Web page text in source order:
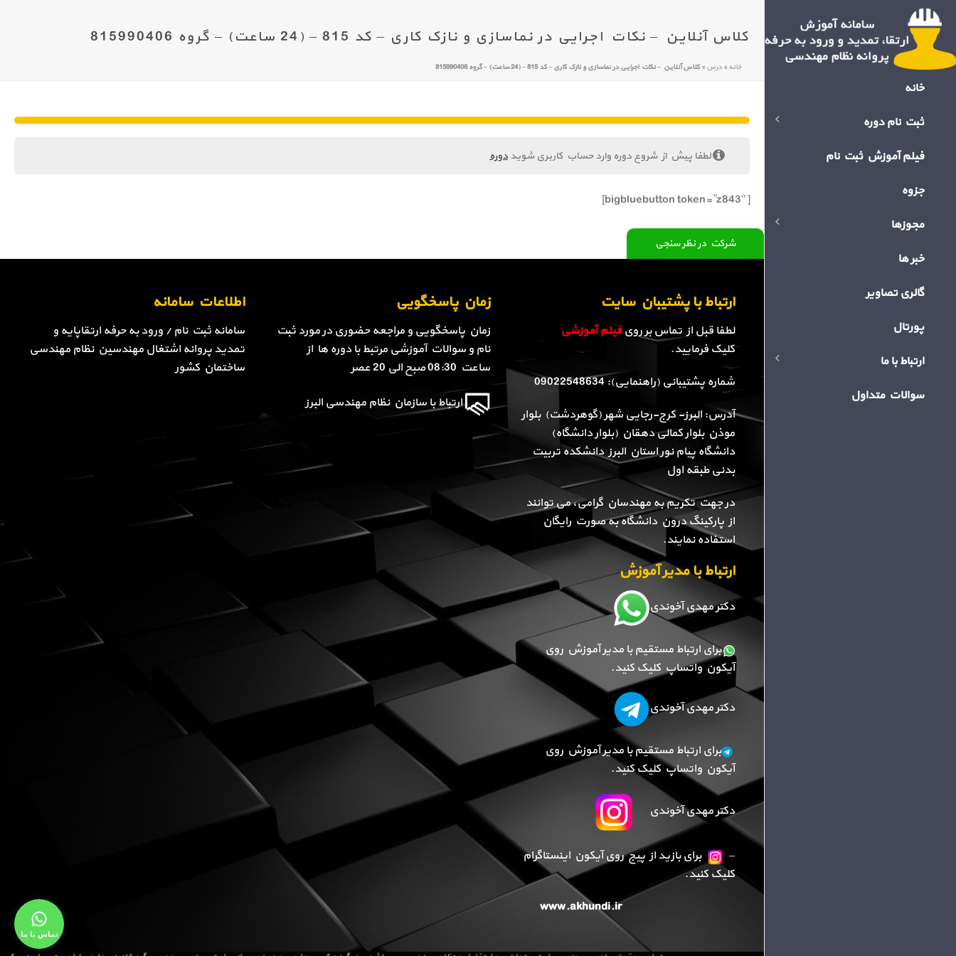
خانه
ثبت نام دوره
فیلم آموزش ثبت نام
جزوه
مجوزها
خبر ها
گالری تصاویر
پورتال
ارتباط با ما
سوالات متداول
کلاس آنلاین – نکات اجرایی در نماسازی و نازک کاری – کد 815 – (24 ساعت) – گروه 815990406
خانه » درس » کلاس آنلاین – نکات اجرایی در نماسازی و نازک کاری – کد 815 – (24 ساعت) – گروه 815990406
شرکت در نظر سنجی
لطفا پیش از شروع دوره وارد حساب کاربری شویددوره
[bigbluebutton token=”z843″]
اطلاعات سامانه
سامانه ثبت نام / ورود به حرفه ارتقاپایه و
تمدید پروانه اشتغال مهندسین نظام مهندسی
ساختمان کشور
زمان پاسخگویی
زمان پاسخگویی و مراجعه حضوری در مورد ثبت
نام و سوالات آموزشی مرتبط با دوره ها از
ساعت 08:30 صبح الی 20 عصر
ارتباط با سازمان نظام مهندسی البرز
ارتباط با پشتیبان سایت
لطفا قبل از تماس بر رویفیلم آموزشی
کلیک فرمایید.
شماره پشتیبانی (راهنمایی): 09022548634
آدرس: البرز- کرج-رجایی شهر (گوهردشت) بلوار
موذن بلوار کمالی دهقان (بلوار دانشگاه)
دانشگاه پیام نور استان البرز دانشکده تربیت
بدنی طبقه اول
در جهت تکریم به مهندسان گرامی، می توانند
از پارکینگ درون دانشگاه به صورت رایگان
استفاده نمایند.
ارتباط با مدیر آموزش
دکتر مهدی آخوندی
برای ارتباط مستقیم با مدیر آموزش روی
آیکون واتساپ کلیک کنید.
دکتر مهدی آخوندی
برای ارتباط مستقیم با مدیر آموزش روی
آیکون واتساپ کلیک کنید.
دکتر مهدی آخوندی
–
برای بازید از پیج روی آیکون اینستاگرام
کلیک کنید.
www.akhundi.ir
تماس با ما